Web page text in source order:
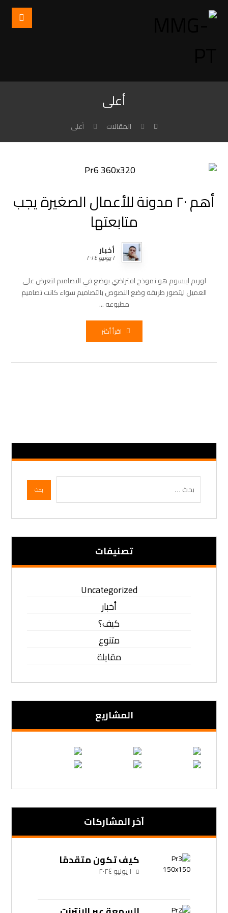
أعلى
المقالات أعلى
أهم ٢٠ مدونة للأعمال الصغيرة يجب
متابعتها
أخبار
١ يونيو ٢٠٢٤
لوريم ايبسوم هو نموذج افتراضي يوضع في التصاميم لتعرض على
العميل ليتصور طريقه وضع النصوص بالتصاميم سواء كانت تصاميم
مطبوعه ...
اقرأ أكثر
تصنيفات
Uncategorized
أخبار
كيف؟
متنوع
مقابلة
المشاریع
آخر المشاركات
كيف تكون متقدمًا
١ يونيو ٢٠٢٤